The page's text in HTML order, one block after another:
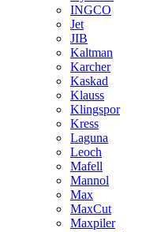
INGCO
Jet
JIB
Kaltman
Karcher
Kaskad
Klauss
Klingspor
Kress
Laguna
Leoch
Mafell
Mannol
Max
MaxCut
Maxpiler